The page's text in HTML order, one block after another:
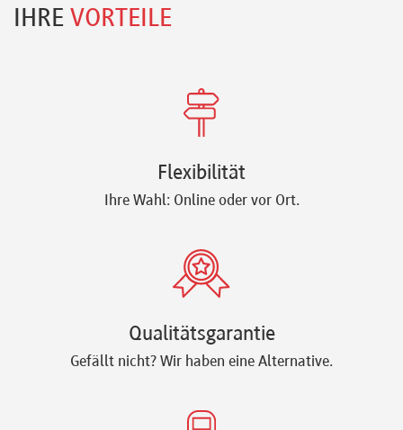
IHRE VORTEILE
Flexibilität
Ihre Wahl: Online oder vor Ort.
Qualitätsgarantie
Gefällt nicht? Wir haben eine Alternative.